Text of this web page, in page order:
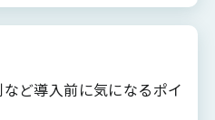
ど導入前に気になるポイ